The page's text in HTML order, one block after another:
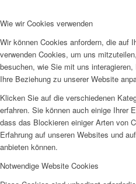
Wie wir Cookies verwenden
Wir können Cookies anfordern, die auf
verwenden Cookies, um uns
besuchen, wie Sie mit uns
Ihre Beziehung zu unserer Website
Klicken Sie auf die verschiedenen
erfahren. Sie können auch einige Ihrer
dass das Blockieren einiger Arten von
Erfahrung auf unseren Websites und
anbieten können.
Notwendige Website Cookies